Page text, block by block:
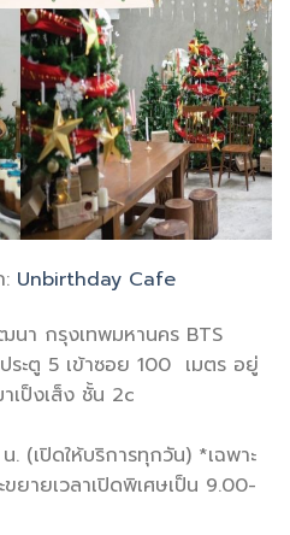
Unbirthday Cafe
า กรุงเทพมหานคร BTS
ระตู 5 เข้าซอย 100 เมตร อยู่
เป็งเส็ง ชั้น 2c
. (เปิดให้บริการทุกวัน) *เฉพาะ
ยายเวลาเปิดพิเศษเป็น 9.00-